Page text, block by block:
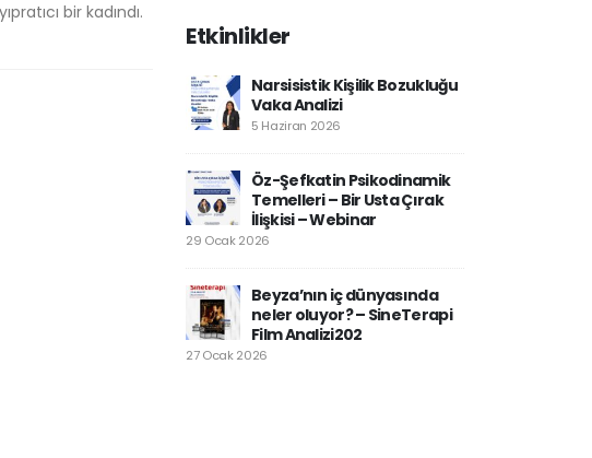
bir kadındı.
Etkinlikler
Narsisistik Kişilik Bozukluğu
Vaka Analizi
5 Haziran 2026
Öz-Şefkatin Psikodinamik
Temelleri – Bir Usta Çırak
İlişkisi – Webinar
29 Ocak 2026
Beyza’nın iç dünyasında
neler oluyor? – SineTerapi
Film Analizi202
27 Ocak 2026